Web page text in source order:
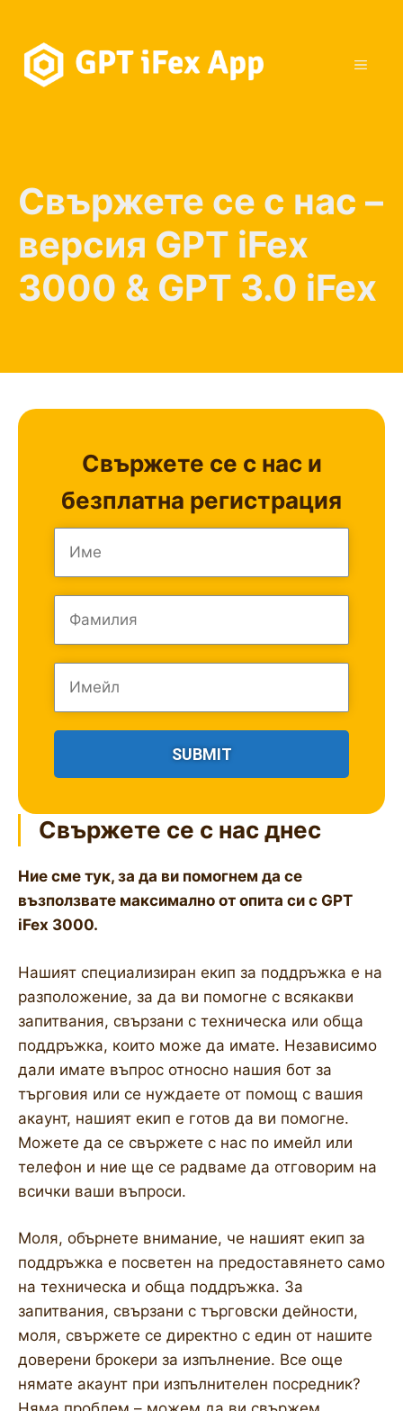
Свържете се с нас –
версия GPT iFex
3000 & GPT 3.0 iFex
Свържете се с нас днес
Ние сме тук, за да ви помогнем да се
възползвате максимално от опита си с GPT
iFex 3000.
Нашият специализиран екип за поддръжка е на
разположение, за да ви помогне с всякакви
запитвания, свързани с техническа или обща
поддръжка, които може да имате. Независимо
дали имате въпрос относно нашия бот за
търговия или се нуждаете от помощ с вашия
акаунт, нашият екип е готов да ви помогне.
Можете да се свържете с нас по имейл или
телефон и ние ще се радваме да отговорим на
всички ваши въпроси.
Моля, обърнете внимание, че нашият екип за
поддръжка е посветен на предоставянето само
на техническа и обща поддръжка. За
запитвания, свързани с търговски дейности,
моля, свържете се директно с един от нашите
доверени брокери за изпълнение. Все още
нямате акаунт при изпълнителен посредник?
Свържете се с нас и
безплатна регистрация
SUBMIT